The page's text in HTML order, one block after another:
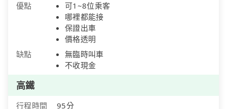
優點
可1~8位乘客
哪裡都能接
保證出車
價格透明
缺點
無臨時叫車
不收現金
高鐵
行程時間
95分